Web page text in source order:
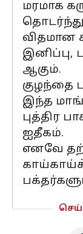
மரமாக
விதமான
இனிப்பு,
ஆகும்.
குழந்தை
இந்த
புத்திர
ஐதீகம்.
எனவே